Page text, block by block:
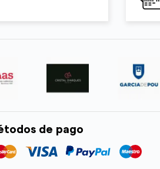
de pago